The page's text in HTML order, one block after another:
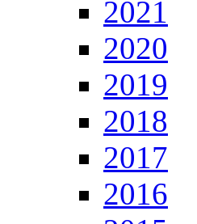
2021
2020
2019
2018
2017
2016